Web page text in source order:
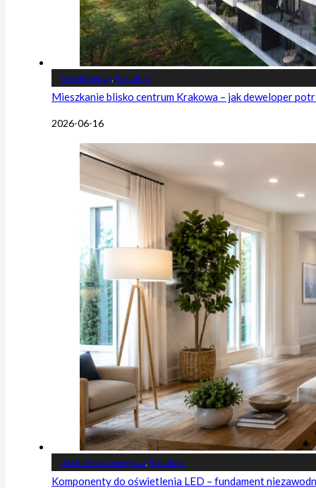
Deweloperzy, Poradniki
Mieszkanie blisko centrum Krakowa – jak deweloper
2026-06-16
Architektura i wnętrza Poradniki
Komponenty do oświetlenia LED – fundament